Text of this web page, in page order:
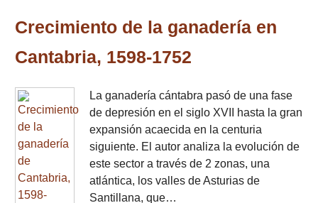
Crecimiento de la ganadería en
Cantabria, 1598-1752
La ganadería cántabra pasó de una fase
de depresión en el siglo XVII hasta la gran
expansión acaecida en la centuria
siguiente. El autor analiza la evolución de
este sector a través de 2 zonas, una
atlántica, los valles de Asturias de
Santillana, que…